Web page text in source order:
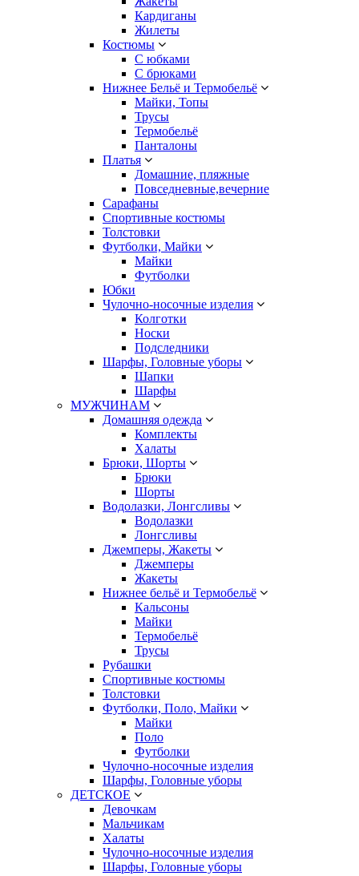
Кардиганы
Жилеты
Костюмы
С юбками
С брюками
Нижнее Бельё и Термобельё
Майки, Топы
Трусы
Термобельё
Панталоны
Платья
Домашние, пляжные
Повседневные,вечерние
Сарафаны
Спортивные костюмы
Толстовки
Футболки, Майки
Майки
Футболки
Юбки
Чулочно-носочные изделия
Колготки
Носки
Подследники
Шарфы, Головные уборы
Шапки
Шарфы
МУЖЧИНАМ
Домашняя одежда
Комплекты
Халаты
Брюки, Шорты
Брюки
Шорты
Водолазки, Лонгсливы
Водолазки
Лонгсливы
Джемперы, Жакеты
Джемперы
Жакеты
Нижнее бельё и Термобельё
Кальсоны
Майки
Термобельё
Трусы
Рубашки
Спортивные костюмы
Толстовки
Футболки, Поло, Майки
Майки
Поло
Футболки
Чулочно-носочные изделия
Шарфы, Головные уборы
ДЕТСКОЕ
Девочкам
Мальчикам
Халаты
Чулочно-носочные изделия
Шарфы, Головные уборы